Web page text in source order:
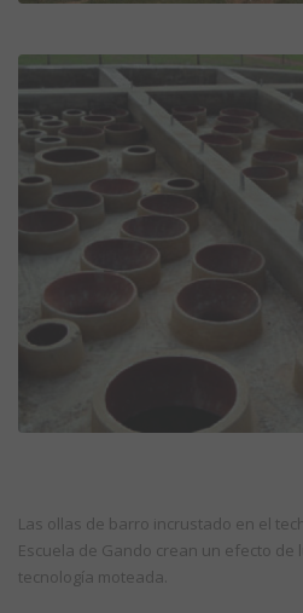
Las ollas de barro incrustado en el
Escuela de Gando crean un efecto de
tecnología moteada.